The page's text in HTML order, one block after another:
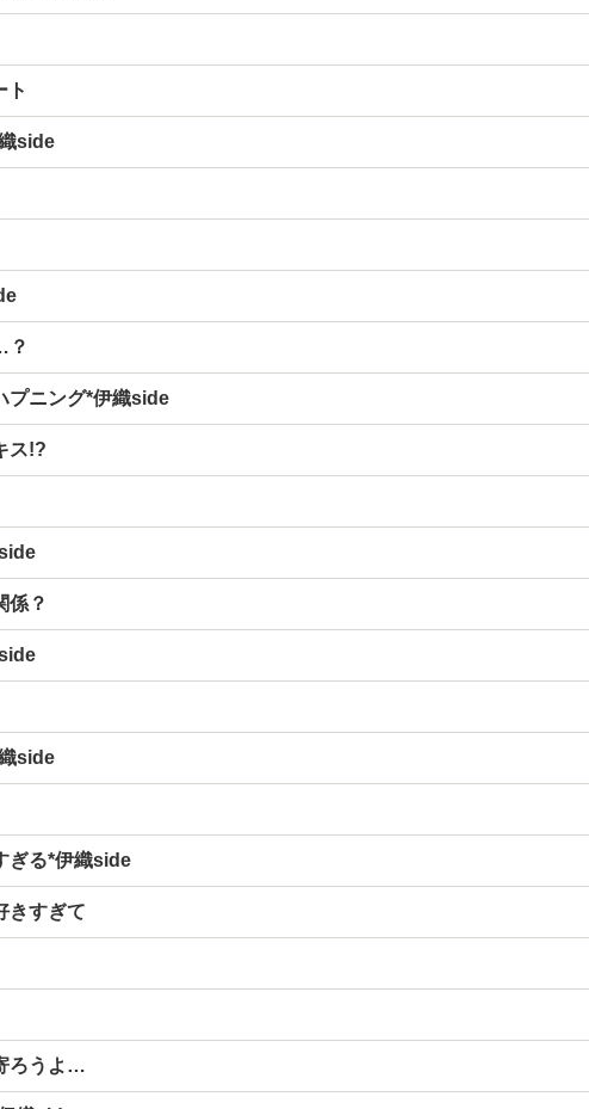
ト
side
？
プニング*伊織side
ス!?
係？
side
ぎる*伊織side
きすぎて
ろうよ…